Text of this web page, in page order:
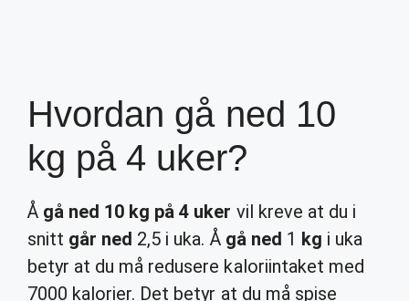
Hvordan gå ned 10
kg på 4 uker?
Å gå ned 10 kg på 4 uker vil kreve at du i
snitt går ned 2,5 i uka. Å gå ned 1 kg i uka
betyr at du må redusere kaloriintaket med
7000 kalorier. Det betyr at du må spise